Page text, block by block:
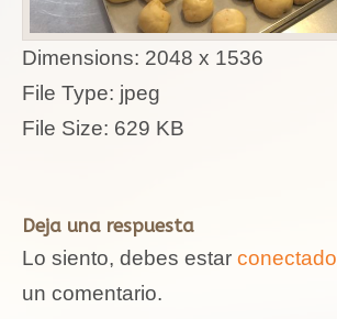
Dimensions: 2048 x 1536
File Type: jpeg
File Size: 629 KB
Deja una respuesta
Lo siento, debes estar conectado
un comentario.